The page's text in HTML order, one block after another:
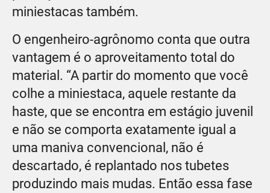
miniestacas também.
O engenheiro-agrônomo conta que outra
vantagem é o aproveitamento total do
material. “A partir do momento que você
colhe a miniestaca, aquele restante da
haste, que se encontra em estágio juvenil
e não se comporta exatamente igual a
uma maniva convencional, não é
descartado, é replantado nos tubetes
produzindo mais mudas. Então essa fase